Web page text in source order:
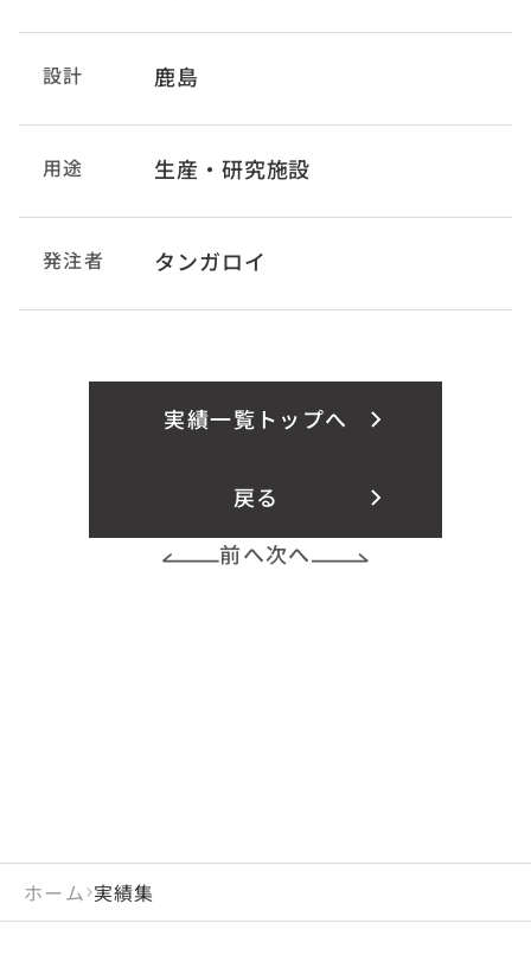
設計 鹿島
用途 生産・研究施設
発注者 タンガロイ
実績一覧トップへ
戻る
前へ次へ
ホーム 実績集